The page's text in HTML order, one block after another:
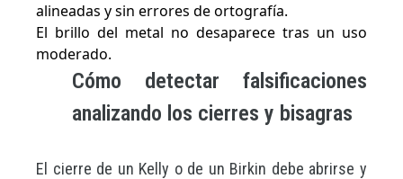
alineadas y sin errores de ortografía.
El brillo del metal no desaparece tras un uso
moderado.
Cómo detectar falsificaciones
analizando los cierres y bisagras
El cierre de un Kelly o de un Birkin debe abrirse y